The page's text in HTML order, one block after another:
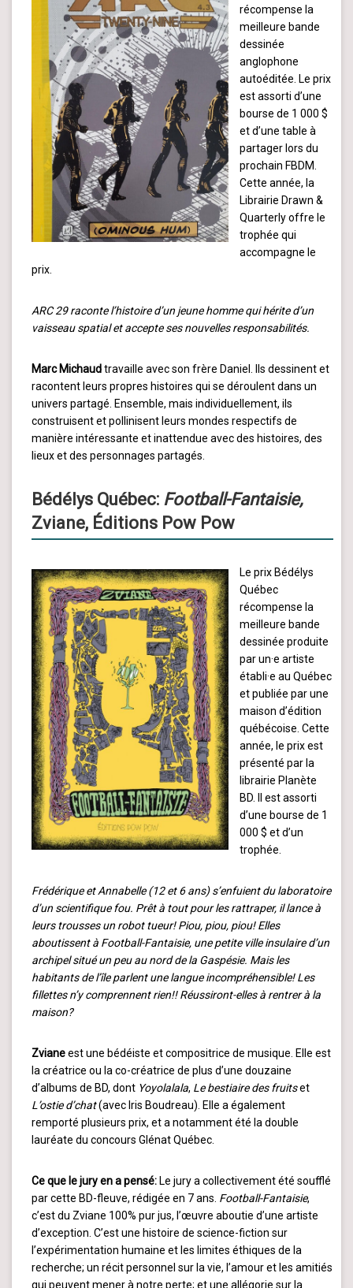
récompense la
meilleure bande
dessinée
anglophone
autoéditée. Le prix
est assorti d’une
bourse de 1 000 $
et d’une table à
partager lors du
prochain FBDM.
Cette année, la
Librairie Drawn &
Quarterly offre le
trophée qui
accompagne le
prix.
ARC 29 raconte l’histoire d’un jeune homme qui hérite d’un
vaisseau spatial et accepte ses nouvelles responsabilités.
Marc Michaudtravaille avec son frère Daniel. Ils dessinent et
racontent leurs propres histoires qui se déroulent dans un
univers partagé. Ensemble, mais individuellement, ils
construisent et pollinisent leurs mondes respectifs de
manière intéressante et inattendue avec des histoires, des
lieux et des personnages partagés.
Bédélys Québec: Football-Fantaisie,
Zviane, Éditions Pow Pow
Le prix Bédélys
Québec
récompense la
meilleure bande
dessinée produite
par un·e artiste
établi·e au Québec
et publiée par une
maison d’édition
québécoise. Cette
année, le prix est
présenté par la
librairie Planète
BD. Il est assorti
d’une bourse de 1
000 $ et d’un
trophée.
Frédérique et Annabelle (12 et 6 ans) s’enfuient du laboratoire
d’un scientifique fou. Prêt à tout pour les rattraper, il lance à
leurs trousses un robot tueur! Piou, piou, piou! Elles
aboutissent à Football-Fantaisie, une petite ville insulaire d’un
archipel situé un peu au nord de la Gaspésie. Mais les
habitants de l’île parlent une langue incompréhensible! Les
fillettes n’y comprennent rien!! Réussiront-elles à rentrer à la
maison?
Zvianeest une bédéiste et compositrice de musique. Elle est
la créatrice ou la co-créatrice de plus d’une douzaine
d’albums de BD, dont Yoyolalala, Le bestiaire des fruitset
L’ostie d’chat(avec Iris Boudreau). Elle a également
remporté plusieurs prix, et a notamment été la double
lauréate du concours Glénat Québec.
Ce que le jury en a pensé: Le jury a collectivement été soufflé
par cette BD-fleuve, rédigée en 7 ans. Football-Fantaisie,
c’est du Zviane 100% pur jus, l’œuvre aboutie d’une artiste
d’exception. C’est une histoire de science-fiction sur
l’expérimentation humaine et les limites éthiques de la
recherche; un récit personnel sur la vie, l’amour et les amitiés
qui peuvent mener à notre perte; et une allégorie sur la